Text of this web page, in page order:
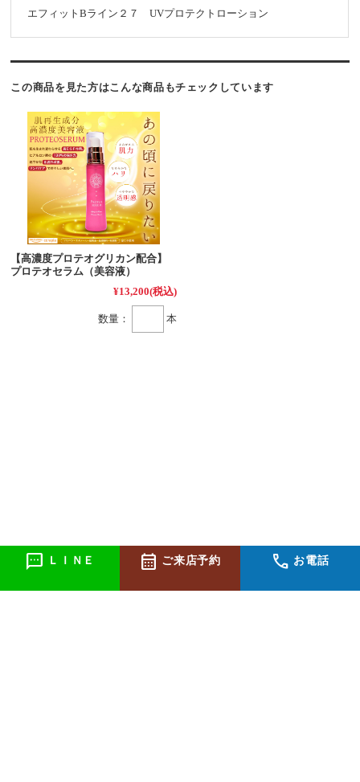
sms ＬＩＮＥ calendar_month ご来店予約 call お電話
エフィットBライン２７ UVプロテクトローション
この商品を見た方はこんな商品もチェックしています
【高濃度プロテオグリカン配合】
プロテオセラム（美容液）
¥13,200(税込)
数量： 本